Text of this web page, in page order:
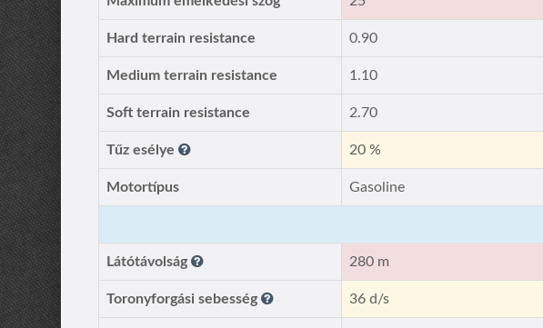
Hard terrain resistance 0.90
Medium terrain resistance 1.10
Soft terrain resistance 2.70
Tűz esélye 20 %
Motortípus Gasoline
Látótávolság 280 m
Toronyforgási sebesség 36 d/s